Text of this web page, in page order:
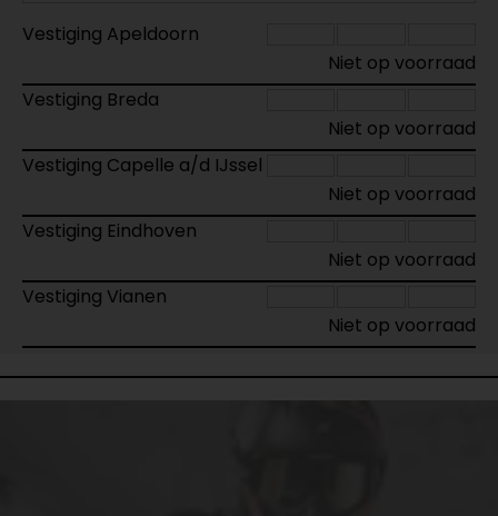
Vestiging Apeldoorn
Niet op voorraad
Vestiging Breda
Niet op voorraad
Vestiging Capelle a/d IJssel
Niet op voorraad
Vestiging Eindhoven
Niet op voorraad
Vestiging Vianen
Niet op voorraad